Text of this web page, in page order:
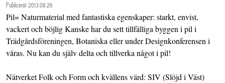
Publicerat 2013.08.26
Pil= Naturmaterial med fantastiska egenskaper: starkt, envist,
vackert och böjlig Kanske har du sett tillfälliga byggen i pil i
Trädgårdsföreningen, Botaniska eller under Designkonferensen i
våras. Nu kan du själv delta och tillverka något i pil!
Nätverket Folk och Form och kvällens värd: SIV (Slöjd i Väst)